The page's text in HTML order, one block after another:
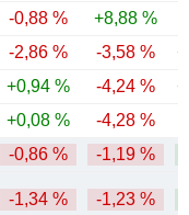
-0,88 % +8,88 %
-2,86 % -3,58 %
+0,94 % -4,24 %
+0,08 % -4,28 %
-0,86 % -1,19 %
-1,34 % -1,23 %